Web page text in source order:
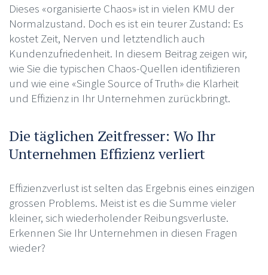
Dieses «organisierte Chaos» ist in vielen KMU der
Normalzustand. Doch es ist ein teurer Zustand: Es
kostet Zeit, Nerven und letztendlich auch
Kundenzufriedenheit. In diesem Beitrag zeigen wir,
wie Sie die typischen Chaos-Quellen identifizieren
und wie eine «Single Source of Truth» die Klarheit
und Effizienz in Ihr Unternehmen zurückbringt.
Die täglichen Zeitfresser: Wo Ihr
Unternehmen Effizienz verliert
Effizienzverlust ist selten das Ergebnis eines einzigen
grossen Problems. Meist ist es die Summe vieler
kleiner, sich wiederholender Reibungsverluste.
Erkennen Sie Ihr Unternehmen in diesen Fragen
wieder?